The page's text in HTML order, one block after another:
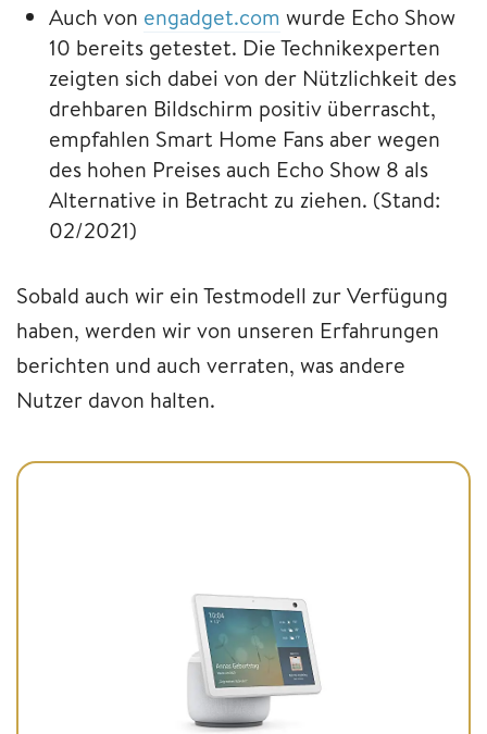
Auch von engadget.com wurde Echo Show
10 bereits getestet. Die Technikexperten
zeigten sich dabei von der Nützlichkeit des
drehbaren Bildschirm positiv überrascht,
empfahlen Smart Home Fans aber wegen
des hohen Preises auch Echo Show 8 als
Alternative in Betracht zu ziehen. (Stand:
02/2021)
Sobald auch wir ein Testmodell zur Verfügung
haben, werden wir von unseren Erfahrungen
berichten und auch verraten, was andere
Nutzer davon halten.